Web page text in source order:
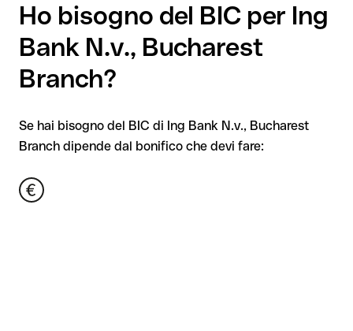
Ho bisogno del BIC per Ing
Bank N.v., Bucharest
Branch?
Se hai bisogno del BIC di Ing Bank N.v., Bucharest
Branch dipende dal bonifico che devi fare: